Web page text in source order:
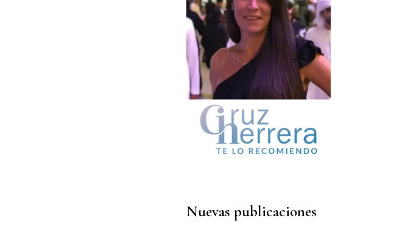
SOLIDARIDAD
LIFESTYLE
TECNOLOGIA
DECO
BELLEZA
DELIVERYS
DEPORTE Y SALUD
COMIDA SANA
Nuevas publicaciones